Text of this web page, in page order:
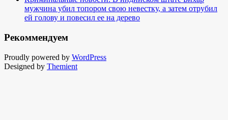
мужчина убил топором свою невестку, а затем отрубил
ей голову и повесил ее на дерево
Рекоммендуем
Proudly powered by WordPress
Designed by Themient